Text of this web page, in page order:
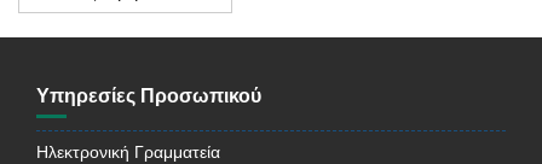
Ανακοινώσεων
Υπηρεσίες Προσωπικού
Ηλεκτρονική Γραμματεία